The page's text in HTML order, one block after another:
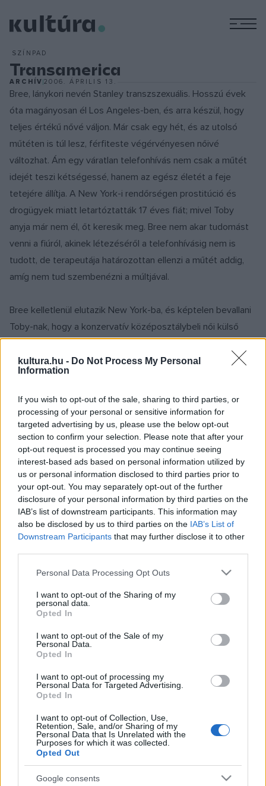
kultura.hu - Do Not Process My Personal
Information
If you wish to opt-out of the sale, sharing to third parties, or
processing of your personal or sensitive information for
targeted advertising by us, please use the below opt-out
section to confirm your selection. Please note that after your
opt-out request is processed you may continue seeing
interest-based ads based on personal information utilized by
us or personal information disclosed to third parties prior to
your opt-out. You may separately opt-out of the further
disclosure of your personal information by third parties on the
IAB’s list of downstream participants. This information may
also be disclosed by us to third parties on the IAB’s List of
Downstream Participants that may further disclose it to other
Please note that this website/app uses one or more Google
not limited to your visit or usage behaviour. You may click to
grant or deny consent to Google and its third-party tags to
use your data for below specified purposes in below Google
consent section.
Personal Data Processing Opt Outs
I want to opt-out of the Sharing of my
personal data.
Opted In
I want to opt-out of the Sale of my
Personal Data.
Opted In
I want to opt-out of processing my
Personal Data for Targeted Advertising.
Opted In
I want to opt-out of Collection, Use,
Retention, Sale, and/or Sharing of my
Personal Data that Is Unrelated with the
Purposes for which it was collected.
Opted Out
Google consents
SZÍNPAD
Transamerica
ARCHÍV2006. ÁPRILIS 13.
Bree, lánykori nevén Stanley transzszexuális. Hosszú évek
óta magányosan él Los Angeles-ben, és arra készül, hogy
teljes értékű nővé váljon. Már csak egy hét, és az utolsó
műtéten is túl lesz, férfiteste végérvényesen nőivé
változhat. Ám egy váratlan telefonhívás nem csak a műtét
idejét teszi kétségessé, hanem az egész életét a feje
tetejére állítja. A New York-i rendőrségen prostitúció és
drogügyek miatt letartóztatták 17 éves fiát; mivel Toby
anyja már nem él, őt keresik meg. Bree nem akar tudomást
venni a fiúról, akinek létezéséről a telefonhívásig nem is
tudott, de terapeutája határozottan ellenzi a műtét addig,
amíg nem tud szembenézni a múltjával.
Bree kelletlenül elutazik New York-ba, és képtelen bevallani
Toby-nak, hogy a konzervatív középosztálybeli női külső
tagjaként tünteti fel magát. Amikor rájön, hogy Toby Los
Angeles-ig akar stoppolni, csak hogy megkeresse az apját,
felajánlja, hogy magával viszi. Mindezt azzal a hátsó
szándékkal teszi, hogy útközben majd kirakja a
nevelőapjánál.
A hosszú út alatt találkoznak múltjuk szereplőivel, és
nemcsak egymást, hanem saját magukat is megismerik...
A film egyszerre szórakoztató és megrendítő,
köszönhetően Felicity Huffmann mesteri és őszinte
játékának. A Született feleségek egyik főszereplőjeként
jutalmazták és Oscar - díjra jelölték.
rendező:Duncan Tucker
forgatókönyvíró:Duncan Tucker
zeneszerző:David Mansfield
producer:Rene Bastian, Sebastian Dungan, Linda Moran
Pam Wise